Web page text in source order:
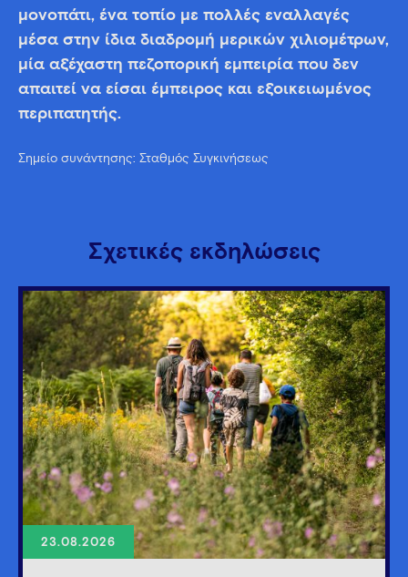
μονοπάτι, ένα τοπίο με πολλές εναλλαγές
μέσα στην ίδια διαδρομή μερικών χιλιομέτρων,
μία αξέχαστη πεζοπορική εμπειρία που δεν
απαιτεί να είσαι έμπειρος και εξοικειωμένος
περιπατητής.
Σημείο συνάντησης: Σταθμός Συγκινήσεως
Σχετικές εκδηλώσεις
23.08.2026